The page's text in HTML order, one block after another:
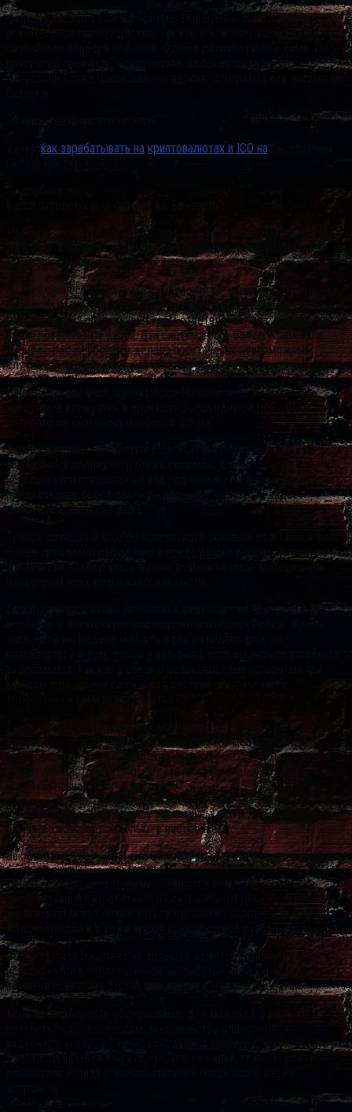
Функция хеширования алгоритма Эфириума в этом плане имеет
значительное преимущество, так как исключает возможность
прекрасно понимали, в результате чего в скором времени
выпустили более совершенную версию алгоритма под названием
как зарабатывать на криптовалютах и ICO на
Настало время поговорить о том, на каком алгоритме майнится
Эфириум. Алгоритм шифрования Ethereum первое время носил
имя DaggerHashimoto и очень напоминал собой алгоритм скрипт.
Однако сам его механизм хеширования обладал существенным
отличием от предшественника, так как создавал целый граф
(дерево с большим количеством ответвлений)
последовательных узлов. Эта система ещё более усложняла
процесс расшифровки и делала практически невозможным
случайный подбор значений.
В последствии в алгоритм DaggerHashimoto были внесены
некоторые улучшения и проведен ребрендинг, в результате
Теперь описание алгоритма Ethereum выглядит как хеширование
метаданных последнего блока системы, для которого
используется специальный код под названием Nonce. Сам Нонс
представляет собой обычное двоичное число, что задает
уникальное значение хеша.
более проблематичным, чем в предыдущей версии алгоритма:
фактически подбор хеша теперь возможен лишь методичным
Ethash славится своей любовью к видеокартам компании AMD,
Такой подход практически исключает актуальность ASIC-
майнеров и обеспечивает высокую степень децентрализации
криптовалюты. Также довольно неплохие результаты в майнинге
Эфира демонстрирует последняя линейка видеокарт Nvidia под
кодовым названием Pascal.
По сути, требования для них аналогичны, что и для карт AMD,
разница заключается только в настройке.
Заключение
Ethash — Ethereum алгоритм — кажется очень хорошей и
перспективной разработкой. На сегодняшний день не так много
алгоритмов могут похвастаться настолько хорошей защитой от
ASIC-майнеров и в тоже время превосходной стабильностью.
Сейчас Ethash работает не только с валютой Эфириум, но также
используется в перспективной разработке Expanse. С течением
времени появление Ethash ожидается и в новых проектах.
Если вы подбираете оборудование для майнинга Эфира, то
видеокарт, которое сейчас составляет минимум три гигабайта и
будет повышаться в будущем. Это, пожалуй, главный сейчас